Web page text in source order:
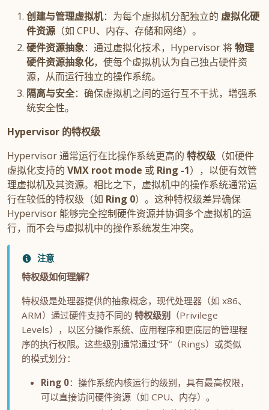
创建与管理虚拟机：为每个虚拟机分配独立的 虚拟化硬
件资源 （如 CPU、内存、存储和网络）。
硬件资源抽象：通过虚拟化技术，Hypervisor 将物理
硬件资源抽象化，使每个虚拟机认为自己独占硬件资
源，从而运行独立的操作系统。
隔离与安全：确保虚拟机之间的运行互不干扰，增强系
统安全性。
Hypervisor 的特权级
Hypervisor 通常运行在比操作系统更高的 特权级 （如硬件
虚拟化支持的 VMX root mode 或 Ring -1），以便有效管
理虚拟机及其资源。相比之下，虚拟机中的操作系统通常运
行在较低的特权级（如 Ring 0）。这种特权级差异确保
Hypervisor 能够完全控制硬件资源并协调多个虚拟机的运
行，而不会与虚拟机中的操作系统发生冲突。
注意
特权级如何理解？
特权级是处理器提供的抽象概念，现代处理器（如 x86、
ARM）通过硬件支持不同的 特权级别
（Privilege
Levels），以区分操作系统、应用程序和更底层的管理程
序的执行权限。这些级别通常通过“环”（Rings）或类似
的模式划分：
Ring 0：操作系统内核运行的级别，具有最高权限，
可以直接访问硬件资源（如 CPU、内存）。